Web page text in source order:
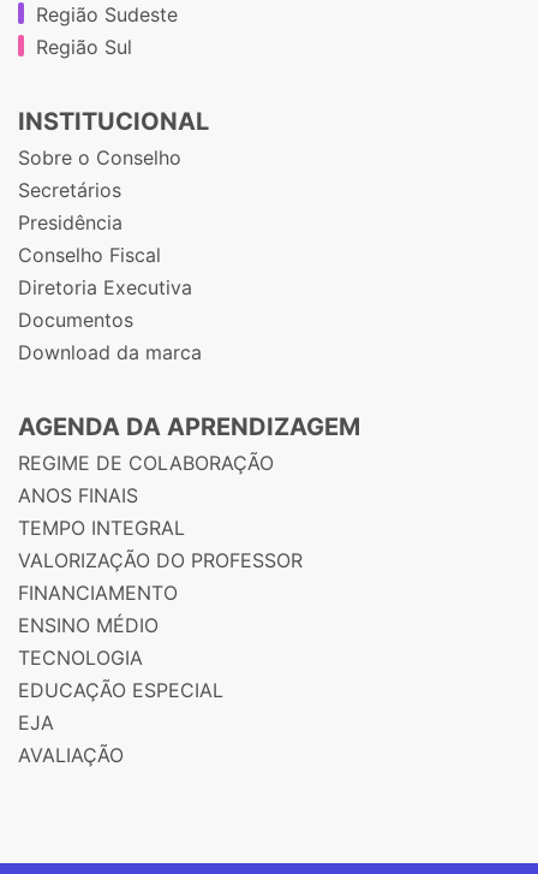
Região Sudeste
Região Sul
INSTITUCIONAL
Sobre o Conselho
Secretários
Presidência
Conselho Fiscal
Diretoria Executiva
Documentos
Download da marca
AGENDA DA APRENDIZAGEM
REGIME DE COLABORAÇÃO
ANOS FINAIS
TEMPO INTEGRAL
VALORIZAÇÃO DO PROFESSOR
FINANCIAMENTO
ENSINO MÉDIO
TECNOLOGIA
EDUCAÇÃO ESPECIAL
EJA
AVALIAÇÃO